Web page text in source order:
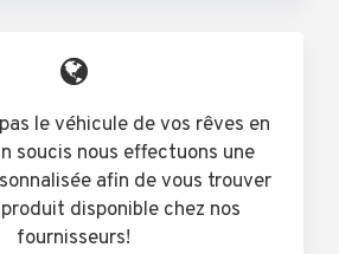
le véhicule de vos rêves en
soucis nous effectuons une
afin de vous trouver
disponible chez nos
fournisseurs!